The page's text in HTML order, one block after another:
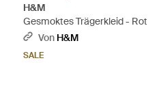
H&M
Gesmoktes Trägerkleid - Rot
Von H&M
SALE